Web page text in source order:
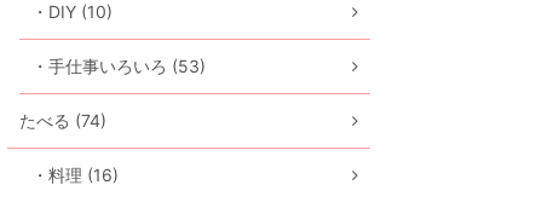
・DIY (10)
・手仕事いろいろ (53)
たべる (74)
・料理 (16)